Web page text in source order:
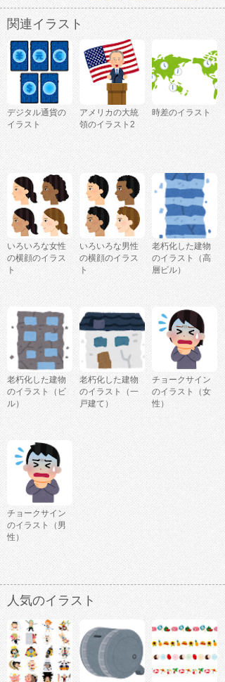
関連イラスト
デジタル通貨の
イラスト
アメリカの大統
領のイラスト2
時差のイラスト
いろいろな女性
の横顔のイラス
ト
いろいろな男性
の横顔のイラス
ト
老朽化した建物
のイラスト（高
層ビル）
老朽化した建物
のイラスト（ビ
ル）
老朽化した建物
のイラスト（一
戸建て）
チョークサイン
のイラスト（女
性）
チョークサイン
のイラスト（男
性）
人気のイラスト